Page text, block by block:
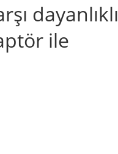
dayanlıklı
ile